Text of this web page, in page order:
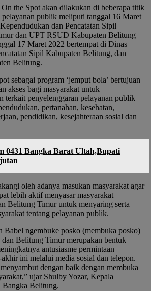
the Spot akan dilakukan di beberapa titik
pelayanan publik meliputi tanggal 16 Maret
dan Pencatatan Sipil
dan UPT RSUD Kabupaten Belitung
17 Maret 2022 bertempat di Dinas
Sipil Kabupaten Belitung, dan
Belitung.
sebagai program ‘jemput bola’ bertujuan
akses bagi masyarakat untuk
terkait penyelenggaran pelayanan publik
pertanahan, kesehatan,
pendidikan, kesejahteraan sosial dan
0431 Bangka Barat Ultah,Bupati
oleh adanya masukan masyarakat agar
lebih aktif menyasar masyarakat
Belitung Timur untuk menyaring serta
tentang pelayanan publik.
Babel ngembuke posko (membuka posko)
Belitung Timur merupakan bentuk
antusiasme permintaan
ini melalui media sosial dan telepon.
dengan baik dengan membuka
ujar Shulby Yozar, Kepala
Bangka Belitung.